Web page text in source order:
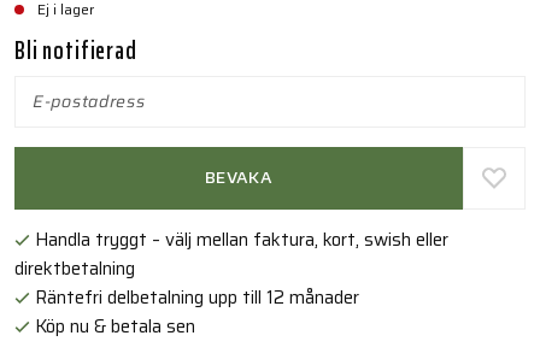
Ej i lager
Bli notifierad
BEVAKA
Handla tryggt – välj mellan faktura, kort, swish eller
direktbetalning
Räntefri delbetalning upp till 12 månader
Köp nu & betala sen